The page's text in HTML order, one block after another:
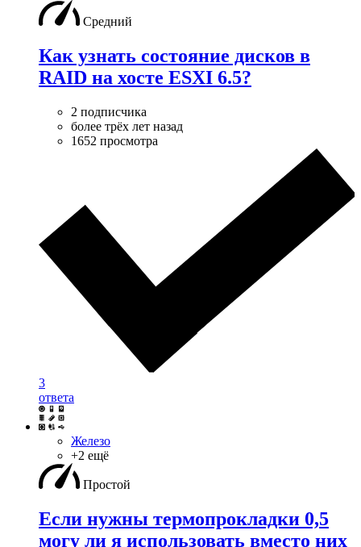
Средний
Как узнать состояние дисков в
RAID на хосте ESXI 6.5?
2 подписчика
более трёх лет назад
1652 просмотра
3
ответа
Железо
+2 ещё
Простой
Если нужны термопрокладки 0,5
могу ли я использовать вместо них